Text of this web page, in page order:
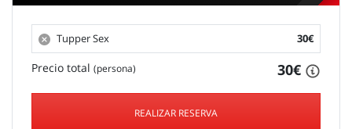
Tupper Sex 30€
Precio total (persona) 30€
REALIZAR RESERVA